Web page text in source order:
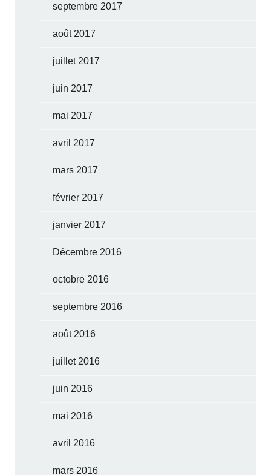
septembre 2017
août 2017
juillet 2017
juin 2017
mai 2017
avril 2017
mars 2017
février 2017
janvier 2017
Décembre 2016
octobre 2016
septembre 2016
août 2016
juillet 2016
juin 2016
mai 2016
avril 2016
mars 2016